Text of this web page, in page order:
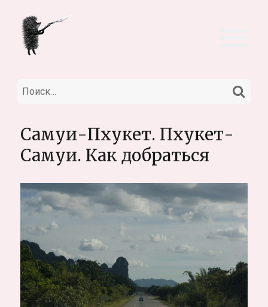
Искать:
Самуи-Пхукет. Пхукет-
Самуи. Как добраться